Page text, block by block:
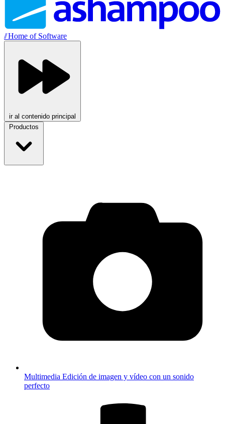
//Home of Software
ir al contenido principal
Productos
Multimedia Edición de imagen y vídeo con un sonido
perfecto